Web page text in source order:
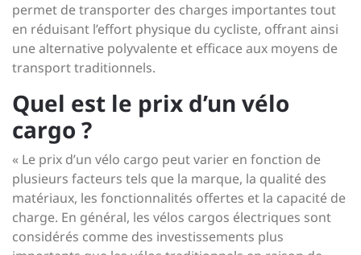
permet de transporter des charges importantes tout
en réduisant l’effort physique du cycliste, offrant ainsi
une alternative polyvalente et efficace aux moyens de
transport traditionnels.
Quel est le prix d’un vélo
cargo ?
« Le prix d’un vélo cargo peut varier en fonction de
plusieurs facteurs tels que la marque, la qualité des
matériaux, les fonctionnalités offertes et la capacité de
charge. En général, les vélos cargos électriques sont
considérés comme des investissements plus